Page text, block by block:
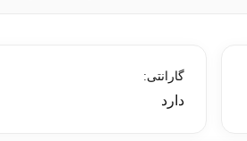
گارانتی:
دارد